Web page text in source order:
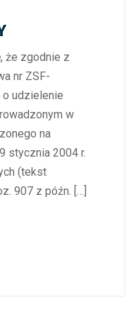
że zgodnie z
nr ZSF-
udzielenie
w
na
stycznia 2004 r.
(tekst
907 z późn. […]